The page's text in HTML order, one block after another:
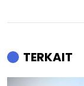
TERKAIT